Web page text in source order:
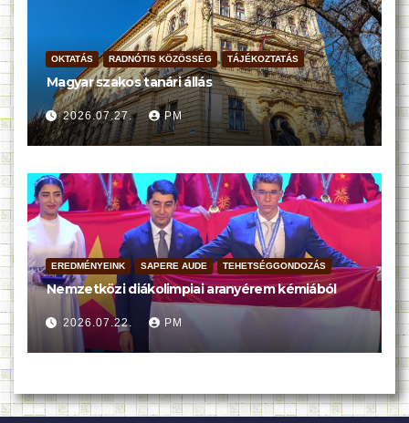
OKTATÁS RADNÓTIS KÖZÖSSÉG TÁJÉKOZTATÁS
Magyar szakos tanári állás
2026.07.27. PM
EREDMÉNYEINK SAPERE AUDE TEHETSÉGGONDOZÁS
Nemzetközi diákolimpiai aranyérem kémiából
2026.07.22. PM